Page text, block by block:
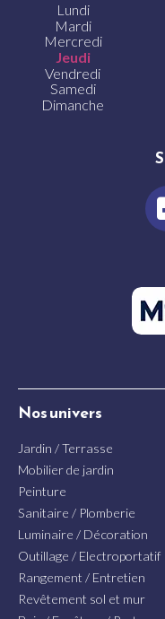
Lundi
Mardi
Mercredi
Jeudi
Vendredi
Samedi
Dimanche
Nos univers
Jardin / Terrasse
Mobilier de jardin
Peinture
Sanitaire / Plomberie
Luminaire / Décoration
Outillage / Electroportatif
Rangement / Entretien
Revêtement sol et mur